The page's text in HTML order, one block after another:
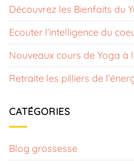
Découvrez les Bienfaits du
Ecouter l’intelligence du
Nouveaux cours de Yoga à
Retraite les pilliers de
CATÉGORIES
Blog grossesse